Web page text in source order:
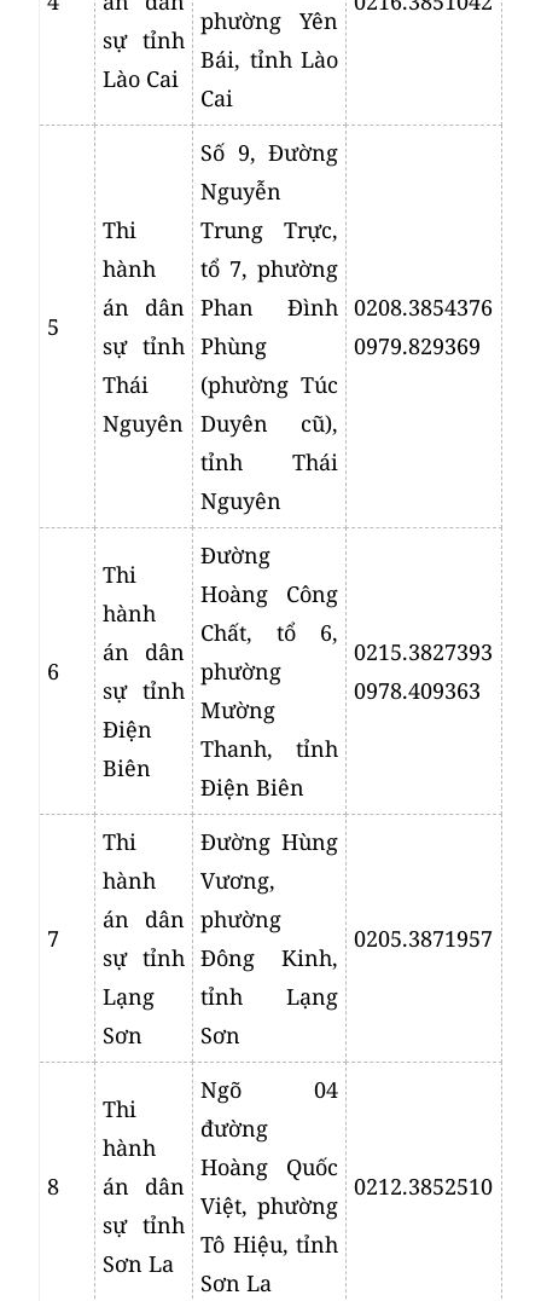
sự tỉnh
Lào Cai
phường Yên
Bái, tỉnh Lào
Cai
5
Thi
hành
án dân
sự tỉnh
Thái
Nguyên
Số 9, Đường
Nguyễn
Trung Trực,
tổ 7, phường
Phan Đình
Phùng
(phường Túc
Duyên cũ),
tỉnh Thái
Nguyên
0208.3854376
0979.829369
6
Thi
hành
án dân
sự tỉnh
Điện
Biên
Đường
Hoàng Công
Chất, tổ 6,
phường
Mường
Thanh, tỉnh
Điện Biên
0215.3827393
0978.409363
7
Thi
hành
án dân
sự tỉnh
Lạng
Sơn
Đường Hùng
Vương,
phường
Đông Kinh,
tỉnh Lạng
Sơn
0205.3871957
8
Thi
hành
án dân
sự tỉnh
Sơn La
Ngõ 04
đường
Hoàng Quốc
Việt, phường
Tô Hiệu, tỉnh
Sơn La
0212.3852510